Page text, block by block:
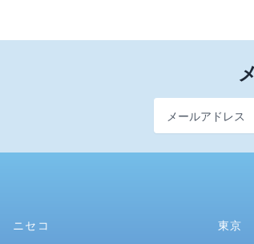
ニセコ
東京